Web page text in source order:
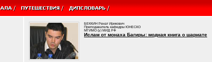
БЕККИН Ренат Ирикович
Преподаватель кафедры ЮНЕСКО
МГИМО (у) МИД РФ
Ислам от монаха Багиры: модная книга о шариате